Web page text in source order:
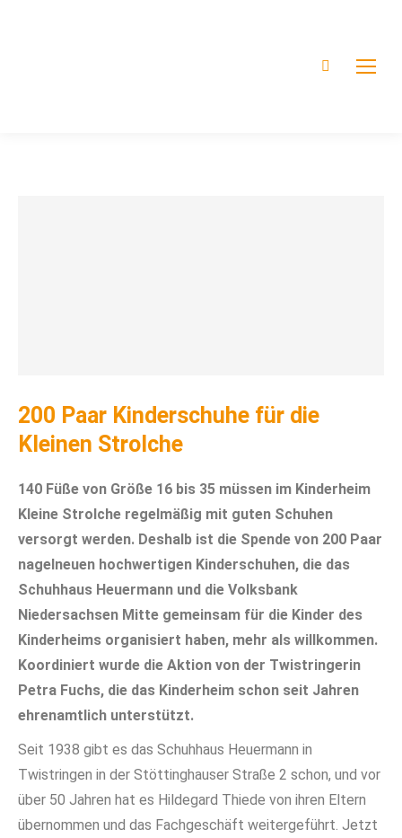
200 Paar Kinderschuhe für die
Kleinen Strolche
140 Füße von Größe 16 bis 35 müssen im Kinderheim
Kleine Strolche regelmäßig mit guten Schuhen
versorgt werden. Deshalb ist die Spende von 200 Paar
nagelneuen hochwertigen Kinderschuhen, die das
Schuhhaus Heuermann und die Volksbank
Niedersachsen Mitte gemeinsam für die Kinder des
Kinderheims organisiert haben, mehr als willkommen.
Koordiniert wurde die Aktion von der Twistringerin
Petra Fuchs, die das Kinderheim schon seit Jahren
ehrenamtlich unterstützt.
Seit 1938 gibt es das Schuhhaus Heuermann in
Twistringen in der Stöttinghauser Straße 2 schon, und vor
über 50 Jahren hat es Hildegard Thiede von ihren Eltern
übernommen und das Fachgeschäft weitergeführt. Jetzt